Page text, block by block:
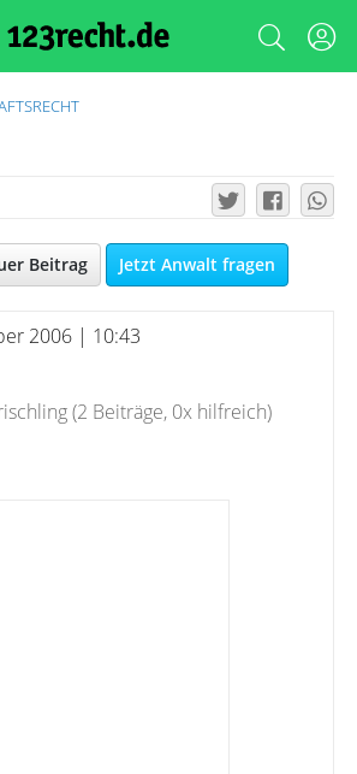
Beitrag Jetzt Anwalt fragen
2006 | 10:43
(2 Beiträge, 0x hilfreich)